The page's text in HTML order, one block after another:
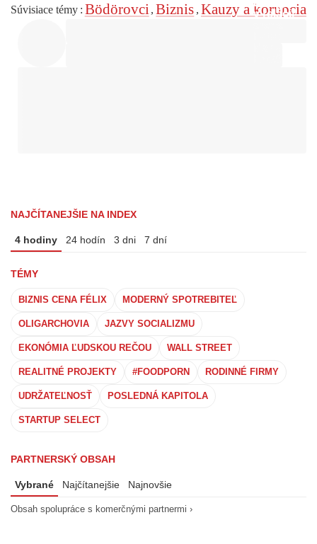
Súvisiace témy : Bödörovci, Biznis , Kauzy a korupcia
NAJČÍTANEJŠIE NA INDEX
4 hodiny 24 hodín 3 dni 7 dní
TÉMY
BIZNIS CENA FÉLIX MODERNÝ SPOTREBITEĽ
OLIGARCHOVIA JAZVY SOCIALIZMU
EKONÓMIA ĽUDSKOU REČOU WALL STREET
REALITNÉ PROJEKTY #FOODPORN RODINNÉ FIRMY
UDRŽATEĽNOSŤ POSLEDNÁ KAPITOLA
STARTUP SELECT
PARTNERSKÝ OBSAH
Vybrané Najčítanejšie Najnovšie
Obsah spolupráce s komerčnými partnermi ›